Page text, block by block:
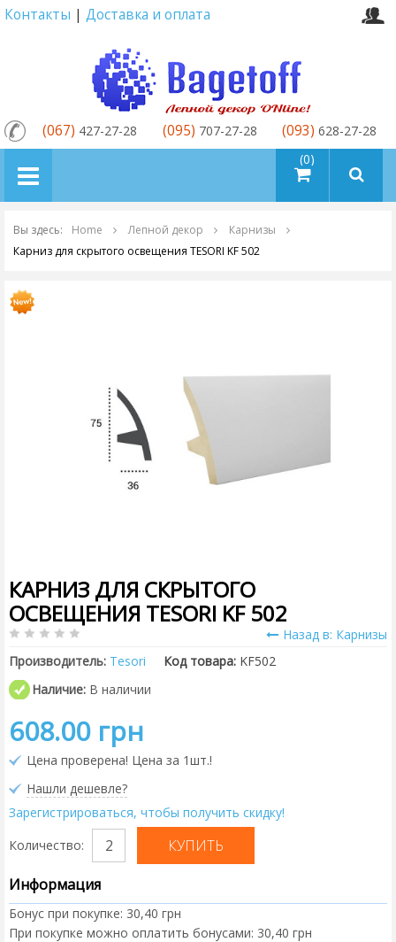
Контакты | Доставка и оплата
товаров (0)
(067) 427-27-28 (095) 707-27-28 (093) 628-27-28
Вы здесь: Home Лепной декор
Карнизы
Карниз для скрытого освещения TESORI KF 502
КАРНИЗ ДЛЯ СКРЫТОГО
ОСВЕЩЕНИЯ TESORI KF 502
Назад в: Карнизы
Производитель: Tesori Код товара: KF502
Наличие: В наличии
608.00 грн
Цена проверена! Цена за 1шт.!
Нашли дешевле?
Зарегистрироваться, чтобы получить скидку!
Количество:
Информация
Бонус при покупке: 30,40 грн
При покупке можно оплатить бонусами: 30,40 грн